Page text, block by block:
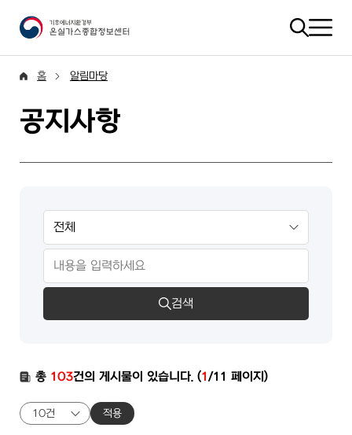
홈 알림마당
공지사항
검색
총 103건의 게시물이 있습니다. (1/11 페이지)
적용